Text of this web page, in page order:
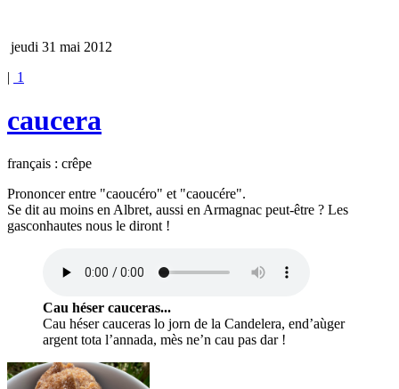
jeudi 31 mai 2012
| 1
caucera
français : crêpe
Prononcer entre "caoucéro" et "caoucére".
Se dit au moins en Albret, aussi en Armagnac peut-être ? Les
gasconhautes nous le diront !
Cau héser cauceras...
Cau héser cauceras lo jorn de la Candelera, end’aùger
argent tota l’annada, mès ne’n cau pas dar !